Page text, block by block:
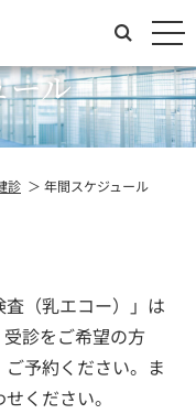
メ
健診
ール
診 年間スケジュール
査（乳エコー）」は
診をご希望の方
予約ください。ま
ください。